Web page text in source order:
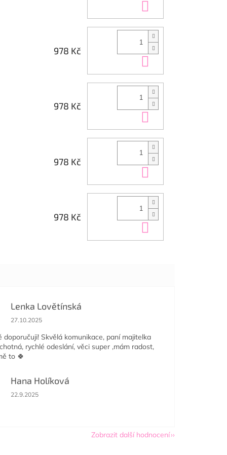
978 Kč
978 Kč
978 Kč
978 Kč
Lenka Lovětínská
Hodnocení obchodu je 5 z 5 hvězdiček.
27.10.2025
doporučuji! Skvělá komunikace, paní majitelka
rychlé odeslání, věci super ,mám radost,
to 🍀
Hana Holíková
Hodnocení obchodu je 5 z 5 hvězdiček.
22.9.2025
Zobrazit další hodnocení